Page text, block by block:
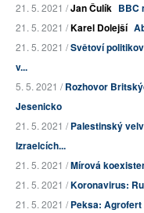
21. 5. 2021 /Jan Čulík BBC
21. 5. 2021 /Karel Dolejší
21. 5. 2021 /Světoví
v...
5. 5. 2021 /Rozhovor
Jesenicko
21. 5. 2021 /Palestinský
Izraelcích...
21. 5. 2021 /Mírová
21. 5. 2021 /Koronavirus:
21. 5. 2021 /Peksa: